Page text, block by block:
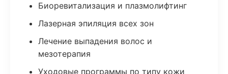
Биоревитализация и плазмолифтинг
Лазерная эпиляция всех зон
Лечение выпадения волос и
мезотерапия
Уходовые программы по типу кожи